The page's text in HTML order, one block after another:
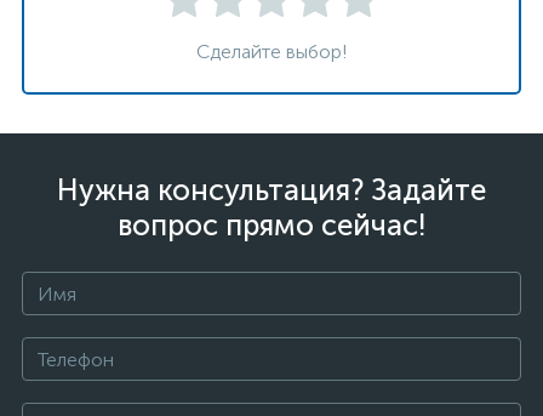
Сделайте выбор!
Нужна консультация? Задайте
вопрос прямо сейчас!